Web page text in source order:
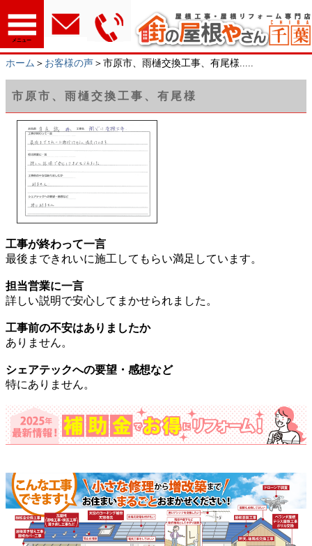
メニュー
ホーム ＞ お客様の声 ＞市原市、雨樋交換工事、有尾様.....
市原市、雨樋交換工事、有尾様
工事が終わって一言
最後まできれいに施工してもらい満足しています。
担当営業に一言
詳しい説明で安心してまかせられました。
工事前の不安はありましたか
ありません。
シェアテックへの要望・感想など
特にありません。